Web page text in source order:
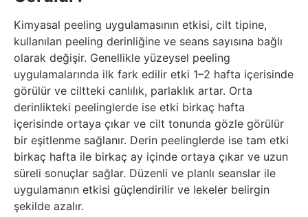
Kimyasal peeling uygulamasının etkisi, cilt tipine,
kullanılan peeling derinliğine ve seans sayısına bağlı
olarak değişir. Genellikle yüzeysel peeling
uygulamalarında ilk fark edilir etki 1–2 hafta içerisinde
görülür ve ciltteki canlılık, parlaklık artar. Orta
derinlikteki peelinglerde ise etki birkaç hafta
içerisinde ortaya çıkar ve cilt tonunda gözle görülür
bir eşitlenme sağlanır. Derin peelinglerde ise tam etki
birkaç hafta ile birkaç ay içinde ortaya çıkar ve uzun
süreli sonuçlar sağlar. Düzenli ve planlı seanslar ile
uygulamanın etkisi güçlendirilir ve lekeler belirgin
şekilde azalır.